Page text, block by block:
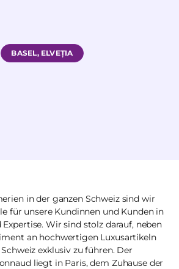
BASEL, ELVEȚIA
in der ganzen Schweiz sind wir
für unsere Kundinnen und Kunden in
Wir sind stolz darauf, neben
an hochwertigen Luxusartikeln
exklusiv zu führen. Der
liegt in Paris, dem Zuhause der